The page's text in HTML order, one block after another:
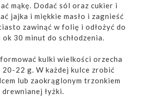
mąkę. Dodać sól oraz cukier i
jajka i miękkie masło i zagnieść
zawinąć w folię i odłożyć do
30 minut do schłodzenia.
kulki wielkości orzecha
20-22 g. W każdej kulce zrobić
lub zaokrąglonym trzonkiem
drewnianej łyżki.